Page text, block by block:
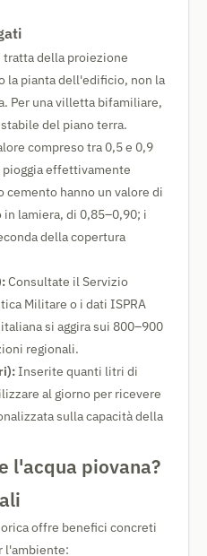
tratta della proiezione
la pianta dell'edificio, non la
Per una villetta bifamiliare,
del piano terra.
compreso tra 0,5 e 0,9
effettivamente
cemento hanno un valore di
lamiera, di 0,85–0,90; i
della copertura
Consultate il Servizio
Militare o i dati ISPRA
si aggira sui 800–900
regionali.
Inserite quanti litri di
al giorno per ricevere
sulla capacità della
l'acqua piovana?
offre benefici concreti
l'ambiente: